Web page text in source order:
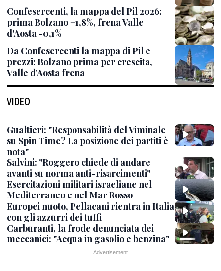
Confesercenti, la mappa del Pil 2026:
prima Bolzano +1,8%, frena Valle
d'Aosta -0,1%
Da Confesercenti la mappa di Pil e
prezzi: Bolzano prima per crescita,
Valle d'Aosta frena
VIDEO
Gualtieri: "Responsabilità del Viminale
su Spin Time? La posizione dei partiti è
nota"
Salvini: "Roggero chiede di andare
avanti su norma anti-risarcimenti"
Esercitazioni militari israeliane nel
Mediterraneo e nel Mar Rosso
Europei nuoto, Pellacani rientra in Italia
con gli azzurri dei tuffi
Carburanti, la frode denunciata dei
meccanici: "Acqua in gasolio e benzina"